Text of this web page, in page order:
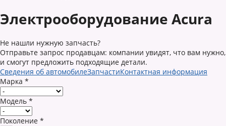
Электрооборудование Acura
Не нашли нужную запчасть?
Отправьте запрос продавцам: компании увидят, что вам нужно,
и смогут предложить подходящие детали.
Сведения об автомобилеЗапчастиКонтактная информация
Марка *
Модель *
Поколение *